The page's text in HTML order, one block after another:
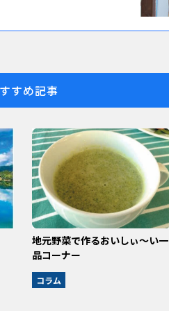
すめ記事
地元野菜で作るおいしぃ～い一
品コーナー
コラム